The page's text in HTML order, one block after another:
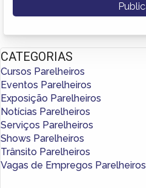
CATEGORIAS
Cursos Parelheiros
Eventos Parelheiros
Exposição Parelheiros
Notícias Parelheiros
Serviços Parelheiros
Shows Parelheiros
Trânsito Parelheiros
Vagas de Empregos Parelheiros